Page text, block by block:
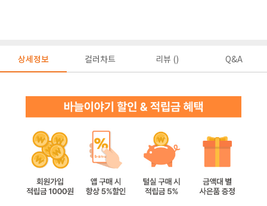
상세정보 컬러차트 리뷰 () Q&A